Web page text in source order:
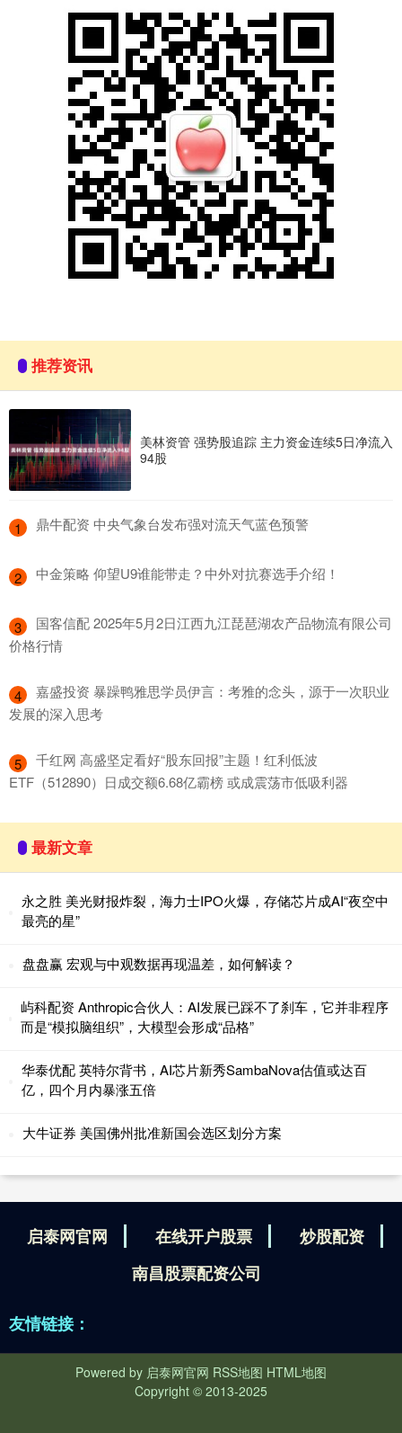
推荐资讯
美林资管 强势股追踪 主力资金连续5日净流入
94股
1 ​鼎牛配资 中央气象台发布强对流天气蓝色预警
2 ​中金策略 仰望U9谁能带走？中外对抗赛选手介绍！
3
​国客信配 2025年5月2日江西九江琵琶湖农产品物流有限公司
价格行情
4
​嘉盛投资 暴躁鸭雅思学员伊言：考雅的念头，源于一次职业
发展的深入思考
5
​千红网 高盛坚定看好“股东回报”主题！红利低波
ETF（512890）日成交额6.68亿霸榜 或成震荡市低吸利器
最新文章
永之胜 美光财报炸裂，海力士IPO火爆，存储芯片成AI“夜空中
最亮的星”
盘盘赢 宏观与中观数据再现温差，如何解读？
屿科配资 Anthropic合伙人：AI发展已踩不了刹车，它并非程序
而是“模拟脑组织”，大模型会形成“品格”
华泰优配 英特尔背书，AI芯片新秀SambaNova估值或达百
亿，四个月内暴涨五倍
大牛证券 美国佛州批准新国会选区划分方案
启泰网官网 在线开户股票
炒股配资
南昌股票配资公司
友情链接：
Powered by 启泰网官网 RSS地图 HTML地图
Copyright © 2013-2025